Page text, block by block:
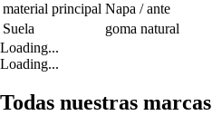
material principal Napa / ante
Suela
goma natural
Loading...
Loading...
Todas nuestras marcas